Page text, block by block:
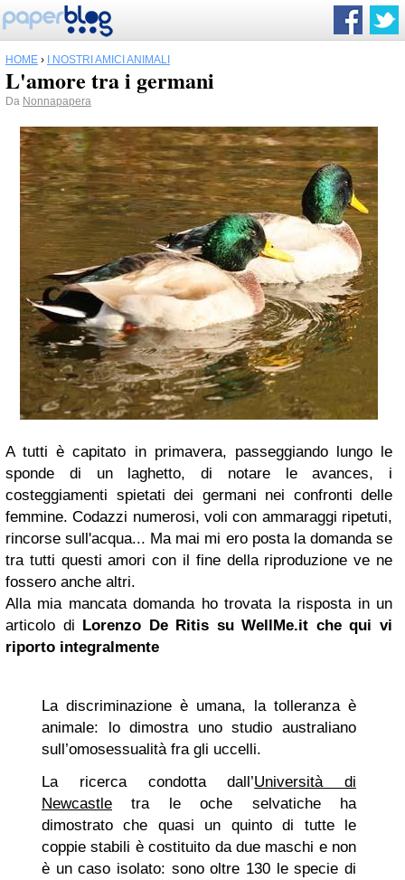
HOME › I NOSTRI AMICI ANIMALI
L'amore tra i germani
Da Nonnapapera
A tutti è capitato in primavera, passeggiando lungo le
sponde di un laghetto, di notare le avances, i
costeggiamenti spietati dei germani nei confronti delle
femmine. Codazzi numerosi, voli con ammaraggi ripetuti,
rincorse sull'acqua... Ma mai mi ero posta la domanda se
tra tutti questi amori con il fine della riproduzione ve ne
fossero anche altri.
Alla mia mancata domanda ho trovata la risposta in un
articolo di Lorenzo De Ritis su WellMe.it che qui vi
riporto integralmente
La discriminazione è umana, la tolleranza è
animale: lo dimostra uno studio australiano
sull’omosessualità fra gli uccelli.
La ricerca condotta dall’Università di
Newcastle tra le oche selvatiche ha
dimostrato che quasi un quinto di tutte le
coppie stabili è costituito da due maschi e non
è un caso isolato: sono oltre 130 le specie di